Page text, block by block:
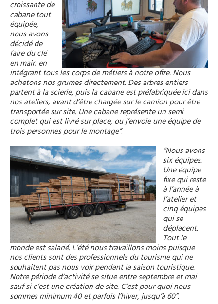
croissante de
cabane tout
équipée,
nous avons
décidé de
faire du clé
en main en
intégrant tous les corps de métiers à notre offre.Nous
achetons nos grumes directement. Des arbres entiers
partent à la scierie, puis la cabane est préfabriquée ici dans
nos ateliers, avant d’être chargée sur le camion pour être
transportée sur site. Une cabane représente un semi
complet qui est livré sur place, ou j’envoie une équipe de
trois personnes pour le montage”.
“Nous avons
six équipes.
Une équipe
fixe qui reste
à l’année à
l’atelier et
cinq équipes
qui se
déplacent.
Tout le
monde est salarié. L’été nous travaillons moins puisque
nos clients sont des professionnels du tourisme qui ne
souhaitent pas nous voir pendant la saison touristique.
Notre période d’activité se situe entre septembre et mai
sauf si c’est une création de site. C’est pour quoi nous
sommes minimum 40 et parfois l’hiver, jusqu’à 60”.